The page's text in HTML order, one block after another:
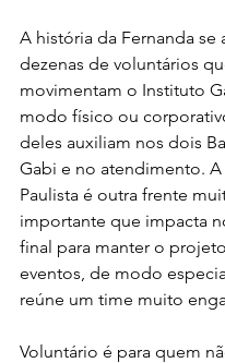
A história da Fernanda se
dezenas de voluntários
movimentam o Instituto
modo físico ou
deles auxiliam nos dois
Gabi e no atendimento. A
Paulista é outra frente
importante que impacta
final para manter o
eventos, de modo
reúne um time muito
Voluntário é para quem